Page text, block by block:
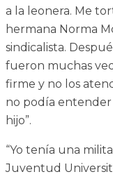
a la leonera. Me
hermana Norma
sindicalista.
fueron muchas
firme y no los
no podía
hijo”.
“Yo tenía una
Juventud